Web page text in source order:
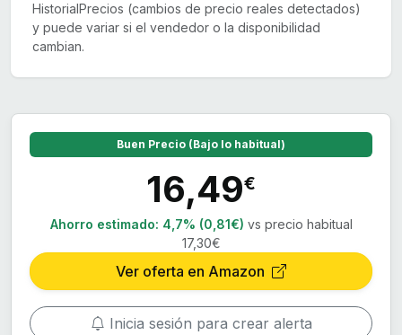
HistorialPrecios (cambios de precio reales detectados)
y puede variar si el vendedor o la disponibilidad
cambian.
Buen Precio (Bajo lo habitual)
16,49€
Ahorro estimado: 4,7% (0,81€) vs precio habitual
17,30€
Ver oferta en Amazon
Inicia sesión para crear alerta